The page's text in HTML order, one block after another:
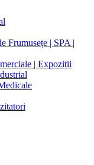
Frumusețe | SPA |
| Expoziții